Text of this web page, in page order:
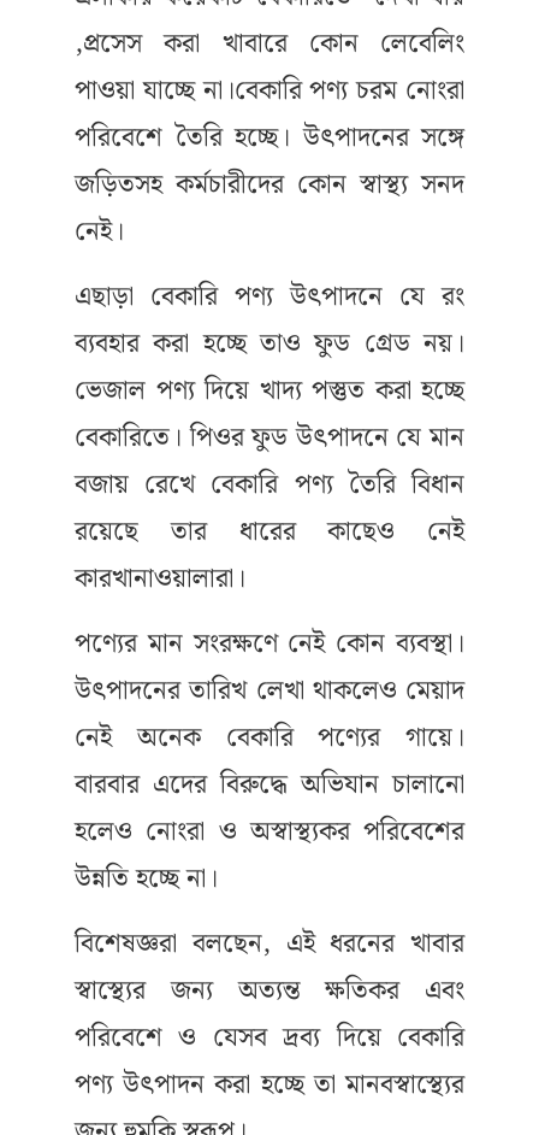
,প্রসেস করা খাবারে কোন লেবেলিং
পাওয়া যাচ্ছে না।বেকারি পণ্য চরম নোংরা
পরিবেশে তৈরি হচ্ছে। উৎপাদনের সঙ্গে
জড়িতসহ কর্মচারীদের কোন স্বাস্থ্য সনদ
নেই।
এছাড়া বেকারি পণ্য উৎপাদনে যে রং
ব্যবহার করা হচ্ছে তাও ফুড গ্রেড নয়।
ভেজাল পণ্য দিয়ে খাদ্য পস্তুত করা হচ্ছে
বেকারিতে। পিওর ফুড উৎপাদনে যে মান
বজায় রেখে বেকারি পণ্য তৈরি বিধান
রয়েছে তার ধারের কাছেও নেই
কারখানাওয়ালারা।
পণ্যের মান সংরক্ষণে নেই কোন ব্যবস্থা।
উৎপাদনের তারিখ লেখা থাকলেও মেয়াদ
নেই অনেক বেকারি পণ্যের গায়ে।
বারবার এদের বিরুদ্ধে অভিযান চালানো
হলেও নোংরা ও অস্বাস্থ্যকর পরিবেশের
উন্নতি হচ্ছে না।
বিশেষজ্ঞরা বলছেন, এই ধরনের খাবার
স্বাস্থ্যের জন্য অত্যন্ত ক্ষতিকর এবং
পরিবেশে ও যেসব দ্রব্য দিয়ে বেকারি
পণ্য উৎপাদন করা হচ্ছে তা মানবস্বাস্থ্যের